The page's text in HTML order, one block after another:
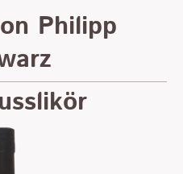
Philipp